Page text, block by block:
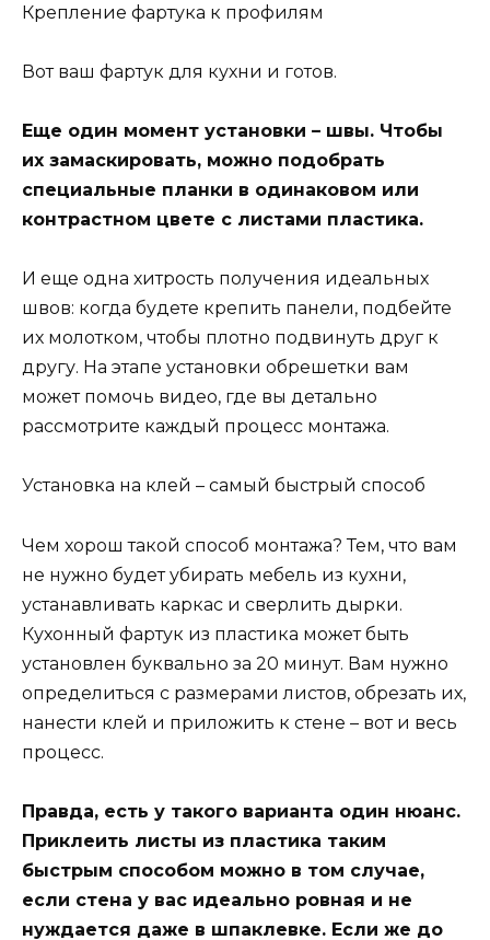
Крепление фартука к профилям
Вот ваш фартук для кухни и готов.
Еще один момент установки – швы. Чтобы
их замаскировать, можно подобрать
специальные планки в одинаковом или
контрастном цвете с листами пластика.
И еще одна хитрость получения идеальных
швов: когда будете крепить панели, подбейте
их молотком, чтобы плотно подвинуть друг к
другу. На этапе установки обрешетки вам
может помочь видео, где вы детально
рассмотрите каждый процесс монтажа.
Установка на клей – самый быстрый способ
Чем хорош такой способ монтажа? Тем, что вам
не нужно будет убирать мебель из кухни,
устанавливать каркас и сверлить дырки.
Кухонный фартук из пластика может быть
установлен буквально за 20 минут. Вам нужно
определиться с размерами листов, обрезать их,
нанести клей и приложить к стене – вот и весь
процесс.
Правда, есть у такого варианта один нюанс.
Приклеить листы из пластика таким
быстрым способом можно в том случае,
если стена у вас идеально ровная и не
нуждается даже в шпаклевке. Если же до